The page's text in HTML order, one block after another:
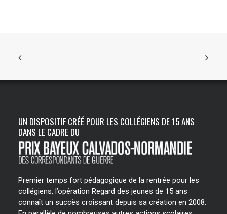
UN DISPOSITIF CRÉÉ POUR LES COLLÉGIENS DE 15 ANS
DANS LE CADRE DU
Premier temps fort pédagogique de la rentrée pour les
collégiens, l’opération Regard des jeunes de 15 ans
connaît un succès croissant depuis sa création en 2008.